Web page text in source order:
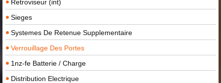
Retroviseur (int)
Sieges
Systemes De Retenue Supplementaire
Verrouillage Des Portes
1nz-fe Batterie / Charge
Distribution Electrique